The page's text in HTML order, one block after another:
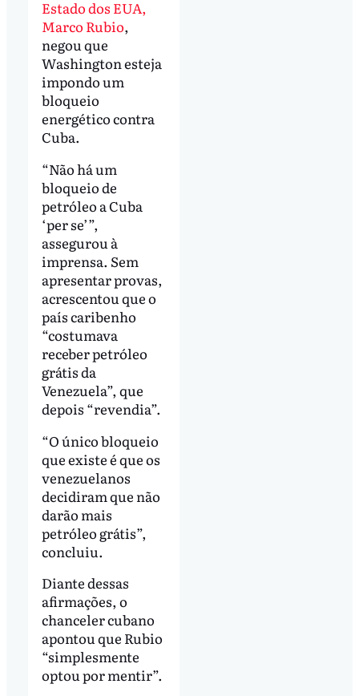
Estado dos EUA,
Marco Rubio,
negou que
Washington esteja
impondo um
bloqueio
energético contra
Cuba.
“Não há um
bloqueio de
petróleo a Cuba
‘per se’”,
assegurou à
imprensa. Sem
apresentar provas,
acrescentou que o
país caribenho
“costumava
receber petróleo
grátis da
Venezuela”, que
depois “revendia”.
“O único bloqueio
que existe é que os
venezuelanos
decidiram que não
darão mais
petróleo grátis”,
concluiu.
Diante dessas
afirmações, o
chanceler cubano
apontou que Rubio
“simplesmente
optou por mentir”.